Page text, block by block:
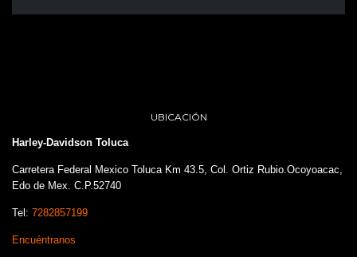
UBICACIÓN
Harley-Davidson Toluca
Carretera Federal Mexico Toluca Km 43.5, Col. Ortiz Rubio.Ocoyoacac,
Edo de Mex. C.P.52740
Tel: 7282857199
Encuéntranos